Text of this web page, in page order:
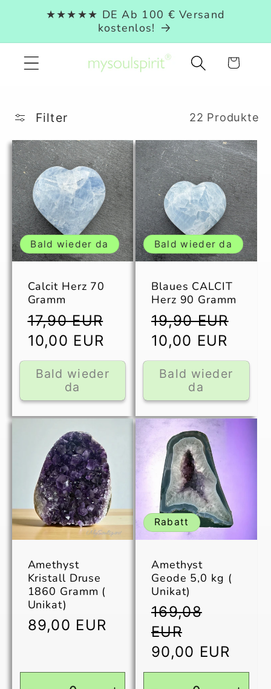
zum★★★★★ DE Ab 100 € Versand
kostenlos!
Warenkorb
Filter 22 Produkte
Bald wieder da
Calcit Herz 70
Gramm
Normaler
Preis
17,90 EUR Verkaufspreis
10,00 EUR
Bald wieder
da
Bald wieder da
Blaues CALCIT
Herz 90 Gramm
Normaler
Preis
19,90 EUR
10,00 EUR
Bald wieder
da
Amethyst
Kristall Druse
1860 Gramm (
Unikat)
Normaler
89,00 EUR
Rabatt
Amethyst
Geode 5,0 kg (
Unikat)
Normaler
Preis
169,08
EUR
Verkaufspreis
90,00 EUR